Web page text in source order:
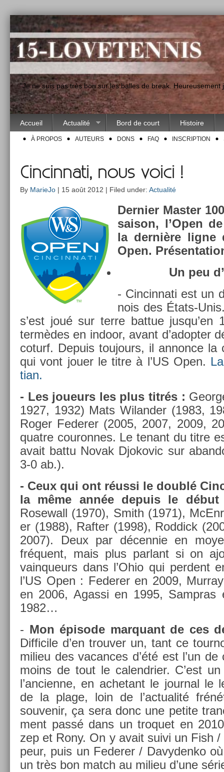
"Je ne suis pas très bon sur les balles de break.
Accueil Actualité Bord de court Histoire
À PROPOS AUTEURS DONS FAQ INSCRIPTION
Cincinnati, nous voici !
By MarieJo | 15 août 2012 | Filed under: Actualité
De­rni­er Mast­er
saison, l’Open
la dernière ligne
Open.
Un peu
- Cin­cinnati est un
nois des États-
s’est joué sur terre bat­tue
termèdes en in­door, avant d’adopt­er
coturf. De­puis toujours, il an­non­ce la
qui vont jouer le titre à l’US Open.
tian.
- Les joueurs les plus titrés :
1927, 1932) Mats Wiland­er (1983,
Roger Feder­er (2005, 2007, 2009,
quat­re co­uron­nes. Le tenant du titre
avait battu Novak Djokovic sur
3-0 ab.).
- Ceux qui ont réussi le doublé
la même année de­puis le
Rosewall (1970), Smith (1971),
er (1988), Raft­er (1998), Rod­dick
2007). Deux par décen­nie en
fréquent, mais plus par­lant si on
vain­queurs dans l’Ohio qui per­dent
l’US Open : Feder­er en 2009,
en 2006, Agas­si en 1995, Sampras
1982…
- Mon épisode mar­quant de ces
Dif­ficile d’en trouv­er un, tant ce
milieu des vacan­ces d’été est l’un
moins de tout le calendri­er. C’est
l’an­cien­ne, en ac­hetant le journ­al le
de la plage, loin de l’ac­tualité
souvenir, ça sera donc une petite
ment passé dans un troquet en
zep et Rony. On y avait suivi un Fish
peur, puis un Feder­er / Davyden­ko
un très bon match au milieu d’une